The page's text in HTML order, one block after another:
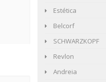
Estética
Belcorf
SCHWARZKOPF
Revlon
Andreia